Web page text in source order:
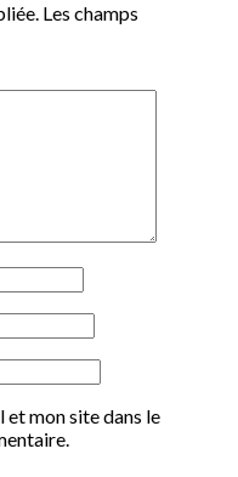
Les champs
et mon site dans le